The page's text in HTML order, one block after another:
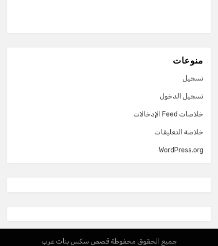
منوعات
تسجيل
تسجيل الدخول
خلاصات Feed الإدخالات
خلاصة التعليقات
WordPress.org
جميع الحقوق محفوظة قصص سكس بنات عرب